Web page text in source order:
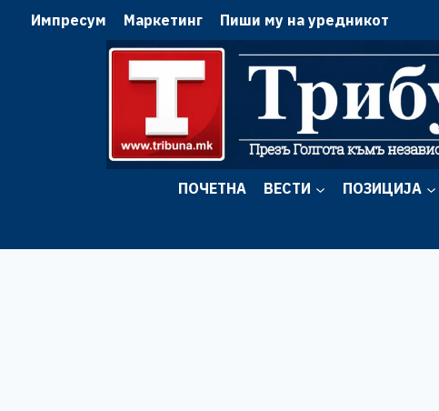
Импресум Маркетинг Пиши му на уредникот
ПОЧЕТНА ВЕСТИ ПОЗИЦИЈА